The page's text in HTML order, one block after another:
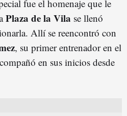
fue el homenaje que le
Plaza de la Vila se llenó
Allí se reencontró con
, su primer entrenador en el
en sus inicios desde